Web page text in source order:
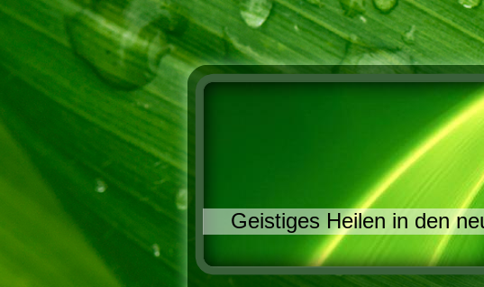
Geistiges Heilen in den